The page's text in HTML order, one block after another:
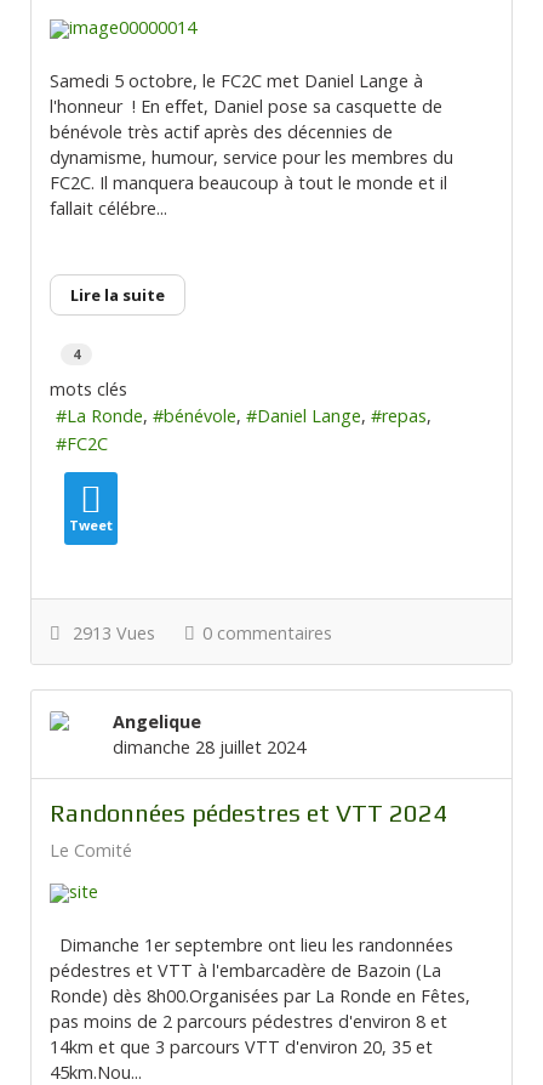
Samedi 5 octobre, le FC2C met Daniel Lange à
l'honneur ! En effet, Daniel pose sa casquette de
bénévole très actif après des décennies de
dynamisme, humour, service pour les membres du
FC2C. Il manquera beaucoup à tout le monde et il
fallait célébre...
Lire la suite
4
mots clés
La Ronde
bénévole Daniel Lange
repas
FC2C
Tweet
2913 Vues 0 commentaires
Angelique
dimanche 28 juillet 2024
Randonnées pédestres et VTT 2024
Le Comité
Dimanche 1er septembre ont lieu les randonnées
pédestres et VTT à l'embarcadère de Bazoin (La
Ronde) dès 8h00.Organisées par La Ronde en Fêtes,
pas moins de 2 parcours pédestres d'environ 8 et
14km et que 3 parcours VTT d'environ 20, 35 et
45km.Nou...